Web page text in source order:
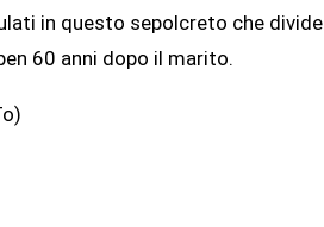
in questo sepolcreto che divide
60 anni dopo il marito.